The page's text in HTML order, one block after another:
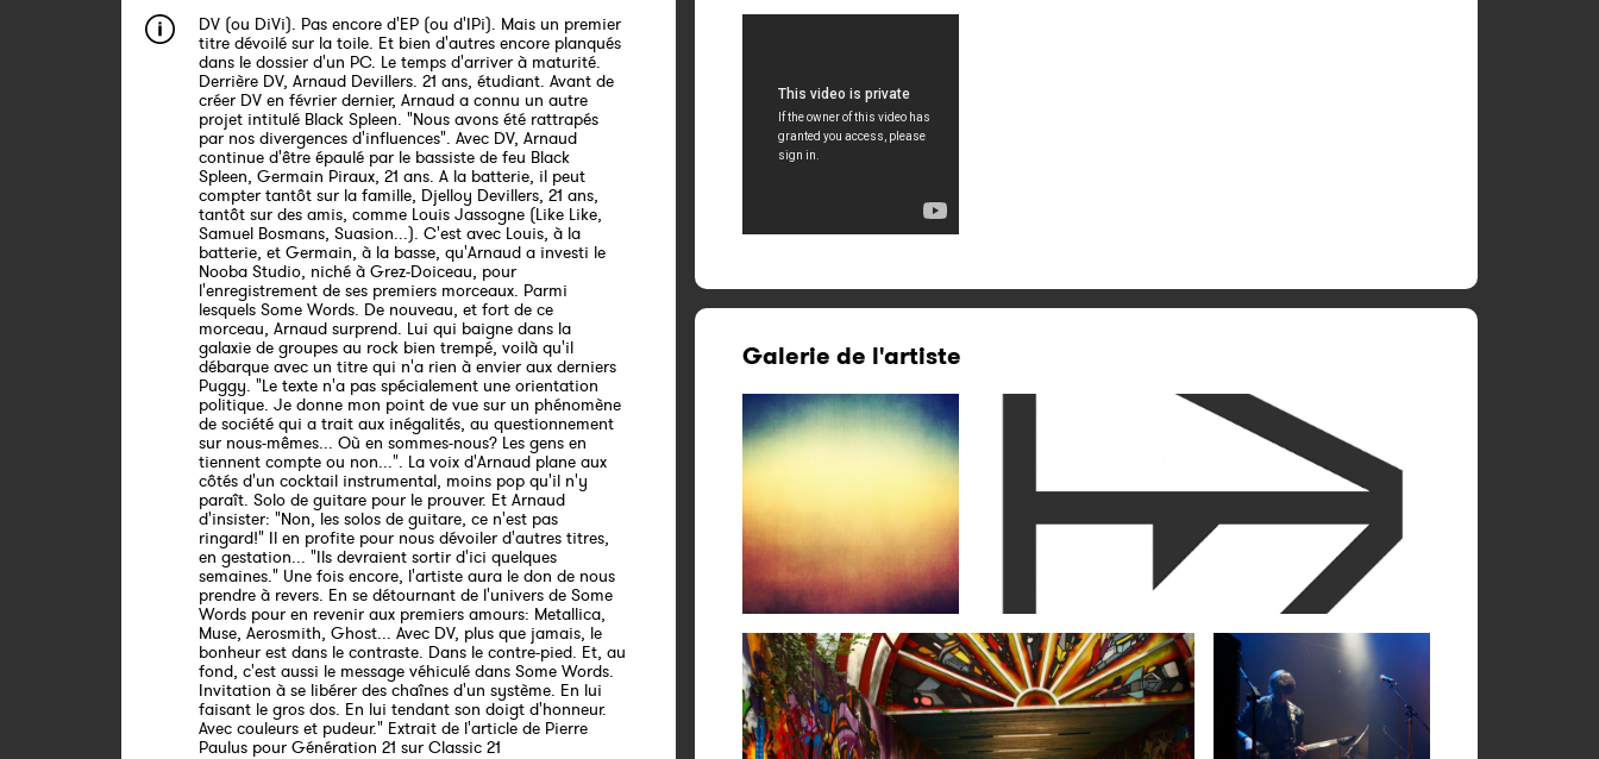
DV (ou DiVi). Pas encore d'EP (ou d'IPi). Mais un premier
titre dévoilé sur la toile. Et bien d'autres encore planqués
dans le dossier d'un PC. Le temps d'arriver à maturité.
Derrière DV, Arnaud Devillers. 21 ans, étudiant. Avant de
créer DV en février dernier, Arnaud a connu un autre
projet intitulé Black Spleen. "Nous avons été rattrapés
par nos divergences d'influences". Avec DV, Arnaud
continue d'être épaulé par le bassiste de feu Black
Spleen, Germain Piraux, 21 ans. A la batterie, il peut
compter tantôt sur la famille, Djelloy Devillers, 21 ans,
tantôt sur des amis, comme Louis Jassogne (Like Like,
Samuel Bosmans, Suasion...). C'est avec Louis, à la
batterie, et Germain, à la basse, qu'Arnaud a investi le
Nooba Studio, niché à Grez-Doiceau, pour
l'enregistrement de ses premiers morceaux. Parmi
lesquels Some Words. De nouveau, et fort de ce
morceau, Arnaud surprend. Lui qui baigne dans la
galaxie de groupes au rock bien trempé, voilà qu'il
débarque avec un titre qui n'a rien à envier aux derniers
Puggy. "Le texte n'a pas spécialement une orientation
politique. Je donne mon point de vue sur un phénomène
de société qui a trait aux inégalités, au questionnement
sur nous-mêmes... Où en sommes-nous? Les gens en
tiennent compte ou non...". La voix d'Arnaud plane aux
côtés d'un cocktail instrumental, moins pop qu'il n'y
paraît. Solo de guitare pour le prouver. Et Arnaud
d'insister: "Non, les solos de guitare, ce n'est pas
ringard!" Il en profite pour nous dévoiler d'autres titres,
en gestation... "Ils devraient sortir d'ici quelques
semaines." Une fois encore, l'artiste aura le don de nous
prendre à revers. En se détournant de l'univers de Some
Words pour en revenir aux premiers amours: Metallica,
Muse, Aerosmith, Ghost... Avec DV, plus que jamais, le
bonheur est dans le contraste. Dans le contre-pied. Et, au
fond, c'est aussi le message véhiculé dans Some Words.
Invitation à se libérer des chaînes d'un système. En lui
faisant le gros dos. En lui tendant son doigt d'honneur.
Avec couleurs et pudeur." Extrait de l'article de Pierre
Paulus pour Génération 21 sur Classic 21
Galerie de l'artiste